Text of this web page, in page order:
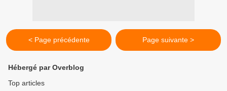
< Page précédente Page suivante >
Hébergé par Overblog
Top articles